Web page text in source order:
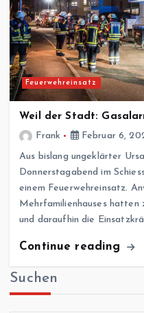
Feuerwehreinsatz
Weil der Stadt:
Frank
Februar 6,
Aus bislang ungeklärter
Donnerstagabend im
einem Feuerwehreinsatz.
Mehrfamilienhauses hatten
und daraufhin die
Continue reading
Suchen